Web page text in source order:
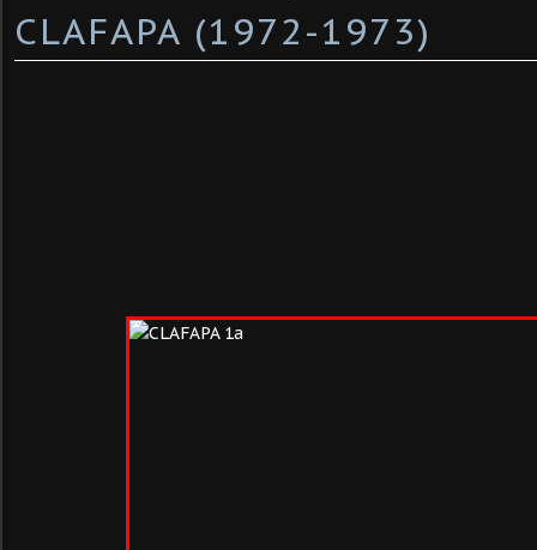
CLAFAPA (1972-1973)